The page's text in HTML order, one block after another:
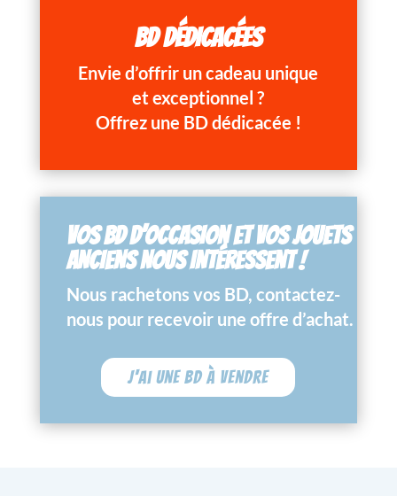
BD DÉDICACÉES
Envie d’offrir un cadeau unique
et exceptionnel ?
Offrez une BD dédicacée !
VOS BD D’OCCASION ET VOS JOUETS
ANCIENS NOUS INTÉRESSENT !
Nous rachetons vos BD, contactez-
nous pour recevoir une offre d’achat.
J'ai une BD à vendre